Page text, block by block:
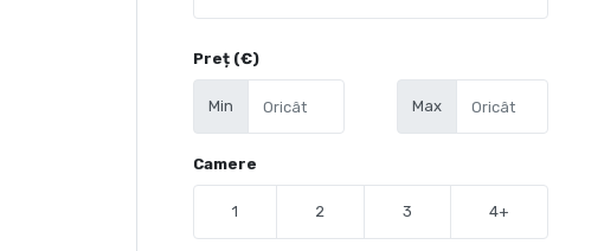
Preț (€)
Min Max
Camere
1 2 3 4+